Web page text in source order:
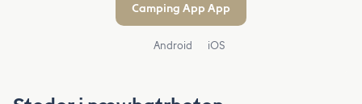
Camping App App
Android iOS